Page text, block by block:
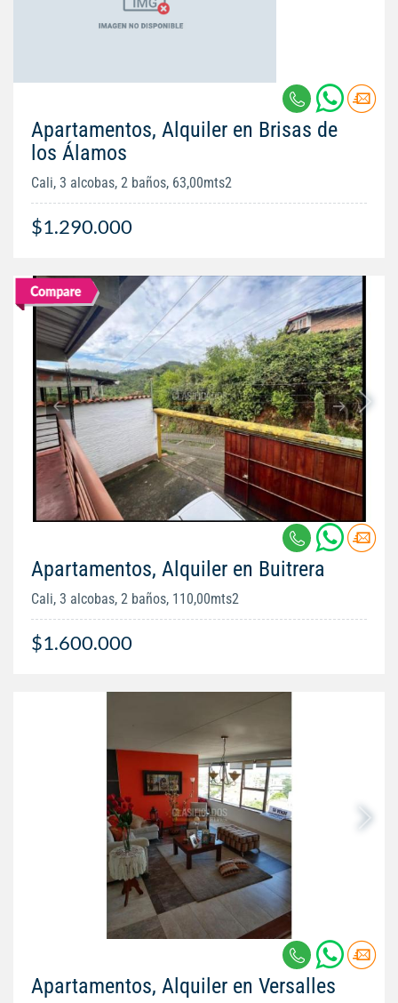
Apartamentos, Alquiler en Brisas de
los Álamos
Cali, 3 alcobas, 2 baños, 63,00mts2
$1.290.000
Apartamentos, Alquiler en Buitrera
Cali, 3 alcobas, 2 baños, 110,00mts2
$1.600.000
Apartamentos, Alquiler en Versalles